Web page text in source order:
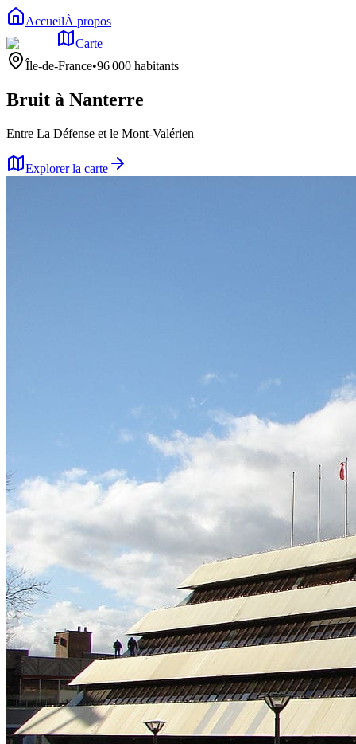
AccueilÀ propos
Carte
Île-de-France•96 000 habitants
Bruit à Nanterre
Entre La Défense et le Mont-Valérien
Explorer la carte